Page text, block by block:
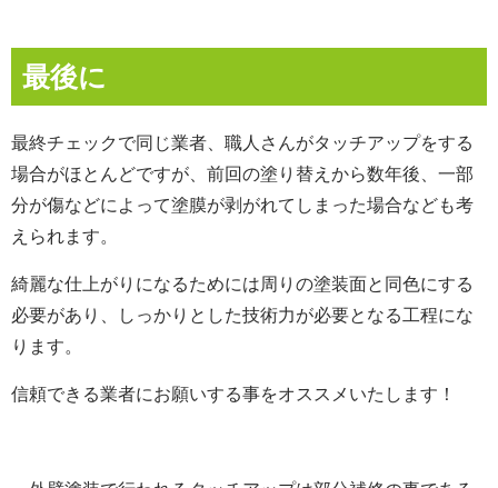
最後に
最終チェックで同じ業者、職人さんがタッチアップをする
場合がほとんどですが、前回の塗り替えから数年後、一部
分が傷などによって塗膜が剥がれてしまった場合なども考
えられます。
綺麗な仕上がりになるためには周りの塗装面と同色にする
必要があり、しっかりとした技術力が必要となる工程にな
ります。
信頼できる業者にお願いする事をオススメいたします！